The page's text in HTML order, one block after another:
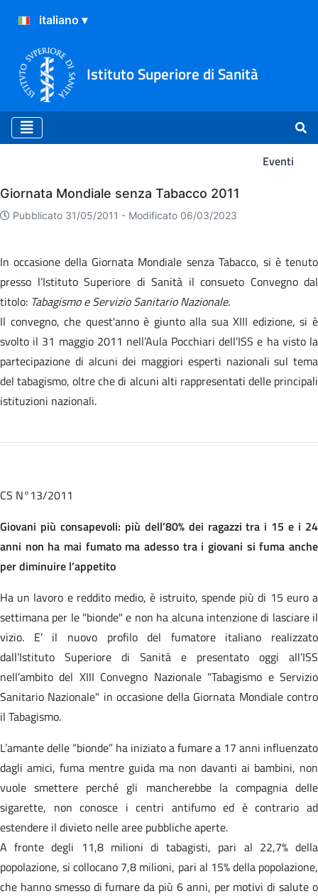
Istituto Superiore di Sanità
Eventi
Eventi
Giornata Mondiale senza Tabacco 2011
Pubblicato 31/05/2011 - Modificato 06/03/2023
In occasione della Giornata Mondiale senza Tabacco, si è tenuto
presso l’Istituto Superiore di Sanità il consueto Convegno dal
titolo: Tabagismo e Servizio Sanitario Nazionale.
Il convegno, che quest'anno è giunto alla sua XIII edizione, si è
svolto il 31 maggio 2011 nell’Aula Pocchiari dell’ISS e ha visto la
partecipazione di alcuni dei maggiori esperti nazionali sul tema
del tabagismo, oltre che di alcuni alti rappresentati delle principali
istituzioni nazionali.
CS N°13/2011
Giovani più consapevoli: più dell’80% dei ragazzi tra i 15 e i 24
anni non ha mai fumato ma adesso tra i giovani si fuma anche
per diminuire l’appetito
Ha un lavoro e reddito medio, è istruito, spende più di 15 euro a
settimana per le "bionde" e non ha alcuna intenzione di lasciare il
vizio. E’ il nuovo profilo del fumatore italiano realizzato
dall’Istituto Superiore di Sanità e presentato oggi all’ISS
nell’ambito del XIII Convegno Nazionale "Tabagismo e Servizio
Sanitario Nazionale" in occasione della Giornata Mondiale contro
il Tabagismo.
L’amante delle “bionde” ha iniziato a fumare a 17 anni influenzato
dagli amici, fuma mentre guida ma non davanti ai bambini, non
vuole smettere perché gli mancherebbe la compagnia delle
sigarette, non conosce i centri antifumo ed è contrario ad
estendere il divieto nelle aree pubbliche aperte.
A fronte degli 11,8 milioni di tabagisti, pari al 22,7% della
popolazione, si collocano 7,8 milioni, pari al 15% della popolazione,
che hanno smesso di fumare da più 6 anni, per motivi di salute o